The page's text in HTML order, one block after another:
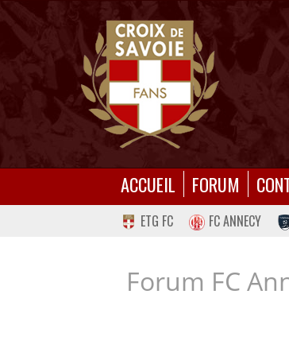
ACCUEIL FORUM
ETG FC FC ANNECY
Forum FC